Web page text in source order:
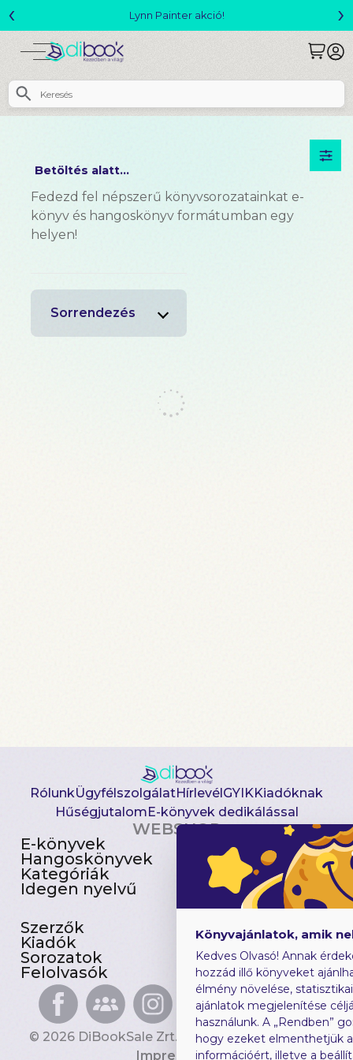
Lynn Painter akció!
‹ ›
Betöltés alatt...
Fedezd fel népszerű könyvsorozatainkat e-
könyv és hangoskönyv formátumban egy
helyen!
Sorrendezés
RólunkÜgyfélszolgálatHírlevélGYIKKiadóknak
HűségjutalomE-könyvek dedikálással
WEBSHOP
E-könyvek
Hangoskönyvek
Kategóriák
Idegen nyelvű
Csomagajánlatok
Akciósak
Előjegyezhetők
Újdonságok
Szerzők
Kiadók
Sorozatok
Felolvasók
Gyerekkönyvek
Heti toplista
Ajándékutalvány
Blog
© 2026 DiBookSale Zrt. Minden jog fenntartva.
Impresszum
Könyvajánlatok, amik
Kedves Olvasó! Annak
hozzád illő könyveket
élmény növelése,
ajánlatok megjelenítése
használunk. A „Rendben”
hogy ezeket elmenthetjük
információért, illetve a